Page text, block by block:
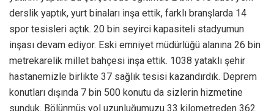
derslik yaptık, yurt binaları inşa ettik, farklı branşlarda 14
spor tesisleri açtık. 20 bin seyirci kapasiteli stadyumun
inşası devam ediyor. Eski emniyet müdürlüğü alanına 26 bin
metrekarelik millet bahçesi inşa ettik. 1038 yataklı şehir
hastanemizle birlikte 37 sağlık tesisi kazandırdık. Deprem
konutları dışında 7 bin 500 konutu da sizlerin hizmetine
sunduk. Bölünmüş yol uzunluğumuzu 33 kilometreden 362